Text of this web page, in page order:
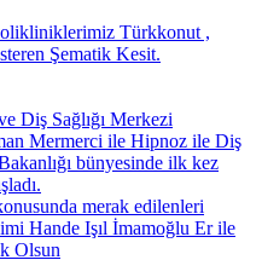
Türkkonut ,
Şematik Kesit.
Diş Sağlığı Merkezi
Mermerci ile Hipnoz ile Diş
bünyesinde ilk kez
merak edilenleri
Hande Işıl İmamoğlu Er ile
Olsun